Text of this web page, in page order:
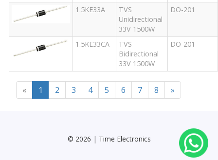
1.5KE33A
TVS
Unidirectional
33V 1500W
DO-201
1.5KE33CA
TVS
Bidirectional
33V 1500W
DO-201
« 1 2 3 4 5 6 7 8 »
© 2026 | Time Electronics